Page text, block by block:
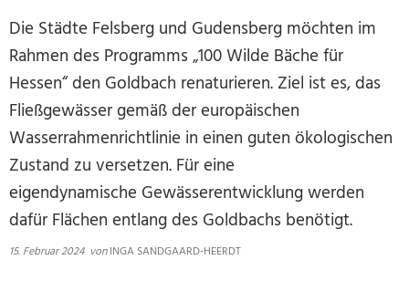
Die Städte Felsberg und Gudensberg möchten im
Rahmen des Programms „100 Wilde Bäche für
Hessen“ den Goldbach renaturieren. Ziel ist es, das
Fließgewässer gemäß der europäischen
Wasserrahmenrichtlinie in einen guten ökologischen
Zustand zu versetzen. Für eine
eigendynamische Gewässerentwicklung werden
dafür Flächen entlang des Goldbachs benötigt.
15. Februar 2024 vonINGA SANDGAARD-HEERDT